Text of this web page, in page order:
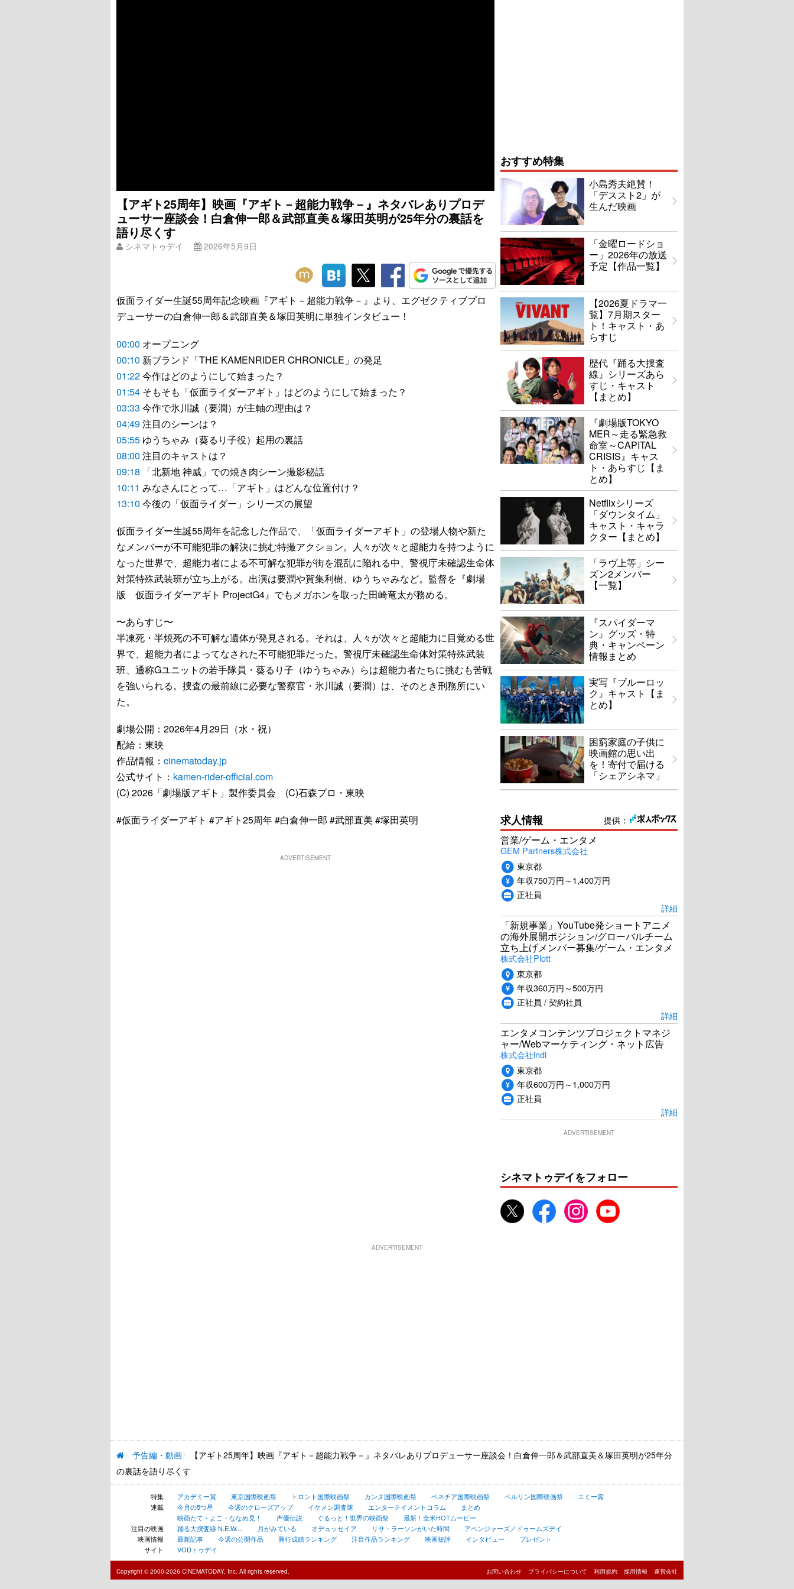
【アギト25周年】映画『アギト－超能力戦争－』ネタバレありプロデ
ューサー座談会！白倉伸一郎＆武部直美＆塚田英明が25年分の裏話を
語り尽くす
シネマトゥデイ 2026年5月9日
仮面ライダー生誕55周年記念映画『アギト－超能力戦争－』より、エグゼクティブプロ
デューサーの白倉伸一郎＆武部直美＆塚田英明に単独インタビュー！
00:00 オープニング
00:10 新ブランド「THE KAMENRIDER CHRONICLE」の発足
01:22今作はどのようにして始まった？
01:54 そもそも「仮面ライダーアギト」はどのようにして始まった？
03:33 今作で氷川誠（要潤）が主軸の理由は？
04:49注目のシーンは？
05:55 ゆうちゃみ（葵るり子役）起用の裏話
08:00 注目のキャストは？
09:18 「北新地 神威」での焼き肉シーン撮影秘話
10:11 みなさんにとって…「アギト」はどんな位置付け？
13:10 今後の「仮面ライダー」シリーズの展望
仮面ライダー生誕55周年を記念した作品で、「仮面ライダーアギト」の登場人物や新た
なメンバーが不可能犯罪の解決に挑む特撮アクション。人々が次々と超能力を持つように
なった世界で、超能力者による不可解な犯罪が街を混乱に陥れる中、警視庁未確認生命体
対策特殊武装班が立ち上がる。出演は要潤や賀集利樹、ゆうちゃみなど。監督を『劇場
版 仮面ライダーアギト ProjectG4』でもメガホンを取った田崎竜太が務める。
〜あらすじ〜
半凍死・半焼死の不可解な遺体が発見される。それは、人々が次々と超能力に目覚める世
界で、超能力者によってなされた不可能犯罪だった。警視庁未確認生命体対策特殊武装
班、通称Gユニットの若手隊員・葵るり子（ゆうちゃみ）らは超能力者たちに挑むも苦戦
を強いられる。捜査の最前線に必要な警察官・氷川誠（要潤）は、そのとき刑務所にい
た。
劇場公開：2026年4月29日（水・祝）
配給：東映
作品情報： cinematoday.jp
公式サイト： kamen-rider-official.com
(C) 2026「劇場版アギト」製作委員会 (C)石森プロ・東映
#仮面ライダーアギト #アギト25周年 #白倉伸一郎 #武部直美 #塚田英明
ADVERTISEMENT
おすすめ特集
小島秀夫絶賛！
「デススト2」が
生んだ映画
「金曜ロードショ
ー」2026年の放送
予定【作品一覧】
【2026夏ドラマ一
覧】7月期スター
ト！キャスト・あ
らすじ
歴代『踊る大捜査
線』シリーズあら
すじ・キャスト
【まとめ】
『劇場版TOKYO
MER～走る緊急救
命室～CAPITAL
CRISIS』キャス
ト・あらすじ【ま
とめ】
Netflixシリーズ
「ダウンタイム」
キャスト・キャラ
クター【まとめ】
「ラヴ上等」シー
ズン2メンバー
【一覧】
『スパイダーマ
ン』グッズ・特
典・キャンペーン
情報まとめ
実写『ブルーロッ
ク』キャスト【ま
とめ】
困窮家庭の子供に
映画館の思い出
を！寄付で届ける
「シェアシネマ」
提供：
求人情報
営業/ゲーム・エンタメ
GEM Partners株式会社
東京都
年収750万円～1,400万円
正社員
詳細
「新規事業」YouTube発ショートアニメ
の海外展開ポジション/グローバルチーム
立ち上げメンバー募集/ゲーム・エンタメ
株式会社Plott
東京都
年収360万円～500万円
正社員 / 契約社員
詳細
エンタメコンテンツプロジェクトマネジ
ャー/Webマーケティング・ネット広告
株式会社indi
東京都
年収600万円～1,000万円
正社員
詳細
ADVERTISEMENT
シネマトゥデイをフォロー
ADVERTISEMENT
予告編・動画
【アギト25周年】映画『アギト－超能力戦争－』ネタバレありプロデューサー座談会！白倉伸一郎＆武部直美＆塚田英明が25年分
の裏話を語り尽くす
特集 アカデミー賞 東京国際映画祭 トロント国際映画祭 カンヌ国際映画祭 ベネチア国際映画祭 ベルリン国際映画祭
エミー賞
連載
今月の5つ星 今週のクローズアップ イケメン調査隊 エンターテイメントコラム
まとめ
映画たて・よこ・ななめ見！
声優伝説 ぐるっと！世界の映画祭
最新！全米HOTムービー
注目の映画
踊る大捜査線 N.E.W.... 月がみている オデュッセイア リサ・ラーソンがいた時間
アベンジャーズ／ドゥームズデイ
映画情報
最新記事 今週の公開作品 興行成績ランキング 注目作品ランキング 映画短評 インタビュー
プレゼント
サイト
VODトゥデイ
Copyright © 2000-2026 CINEMATODAY, Inc. All rights reserved. お問い合わせ プライバシーについて 利用規約 採用情報 運営会社